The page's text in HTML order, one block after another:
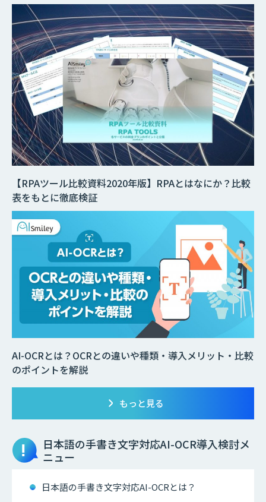
AI-OCRとは？OCRとの違いや種類・導入メリット・比較
のポイントを解説
【RPAツール比較資料2020年版】RPAとはなにか？比較
表をもとに徹底検証
もっと見る
日本語の手書き文字対応AI-OCR導入検討メ
ニュー
日本語の手書き文字対応AI-OCRとは？